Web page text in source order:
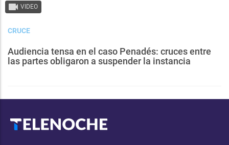
VIDEO
CRUCE
Audiencia tensa en el caso Penadés: cruces entre
las partes obligaron a suspender la instancia